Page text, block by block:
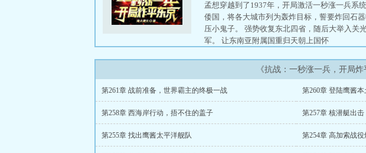
孟想穿越到了1937年，开局激活一秒涨一兵系
倭国，将各大城市列为轰炸目标，誓要炸回石
压小鬼子。 强势收复东北四省，随后大举入关
军。 让东南亚附属国重归天朝上国怀
《抗战：一秒涨一兵，开局
第261章 战前准备，世界霸主的终极一战 第260章 登陆鹰酱
第258章 西海岸行动，捂不住的盖子 第257章 核潜艇出
第255章 找出鹰酱太平洋舰队 第254章 高加索战